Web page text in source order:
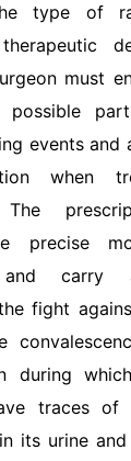
type of
must
possible
events and
when
The
precise
and carry
fight
during
traces of
its urine